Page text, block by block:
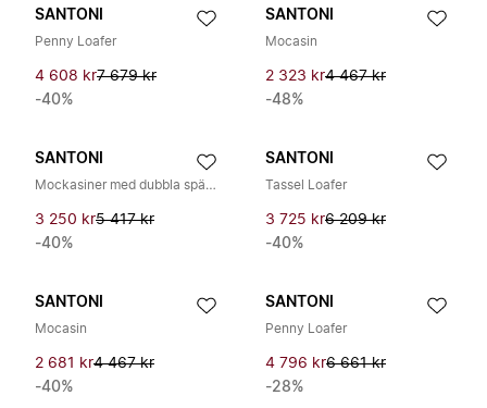
SANTONI
Penny Loafer
4 608 kr7 679 kr
-40%
SANTONI
Mocasin
2 323 kr4 467 kr
-48%
SANTONI
Mockasiner med dubbla spännen i mocka
3 250 kr5 417 kr
-40%
SANTONI
Tassel Loafer
3 725 kr6 209 kr
-40%
SANTONI
Mocasin
2 681 kr4 467 kr
-40%
SANTONI
Penny Loafer
4 796 kr6 661 kr
-28%